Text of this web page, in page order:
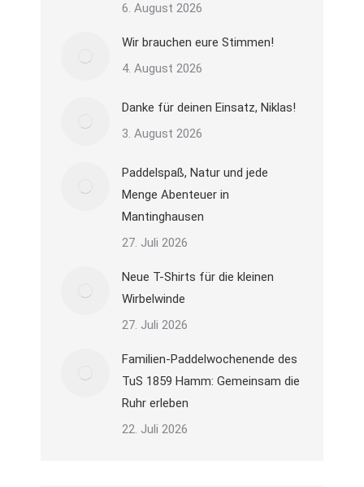
6. August 2026
Wir brauchen eure Stimmen!
4. August 2026
Danke für deinen Einsatz, Niklas!
3. August 2026
Paddelspaß, Natur und jede
Menge Abenteuer in
Mantinghausen
27. Juli 2026
Neue T-Shirts für die kleinen
Wirbelwinde
27. Juli 2026
Familien-Paddelwochenende des
TuS 1859 Hamm: Gemeinsam die
Ruhr erleben
22. Juli 2026